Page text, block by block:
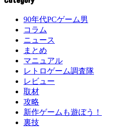
90年代PCゲーム男
コラム
ニュース
まとめ
マニュアル
レトロゲーム調査隊
レビュー
取材
攻略
新作ゲームも遊ぼう！
裏技